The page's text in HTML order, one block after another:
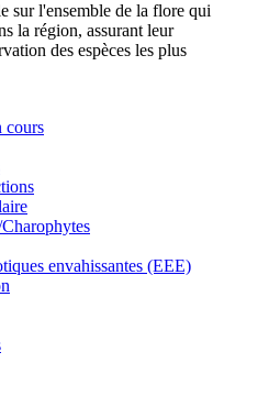
sur l'ensemble de la flore qui
la région, assurant leur
des espèces les plus
cours
envahissantes (EEE)